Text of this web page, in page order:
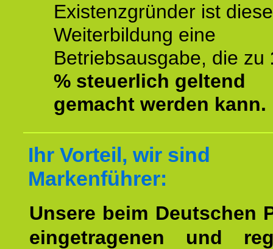
Existenzgründer ist diese
Weiterbildung eine
Betriebsausgabe, die zu
% steuerlich geltend
gemacht werden kann.
Ihr Vorteil, wir sind
Markenführer:
Unsere beim Deutschen
eingetragenen und